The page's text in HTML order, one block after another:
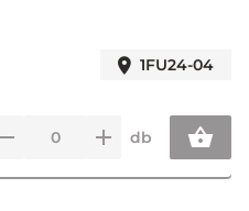
1FU24-04
db